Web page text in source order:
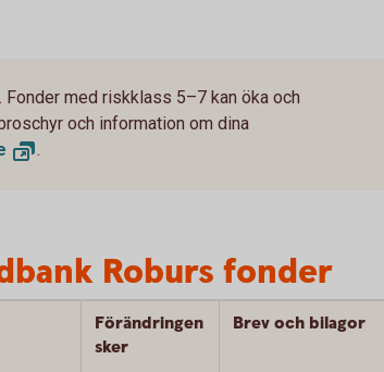
med riskklass 5–7 kan öka och
och information om dina
.
Roburs fonder
Förändringen
sker
Brev och bilagor